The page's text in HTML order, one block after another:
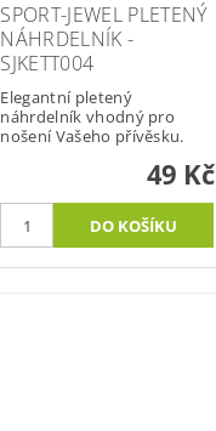
SPORT-JEWEL PLETENÝ
NÁHRDELNÍK -
SJKETT004
Elegantní pletený
náhrdelník vhodný pro
nošení Vašeho přívěsku.
49 Kč